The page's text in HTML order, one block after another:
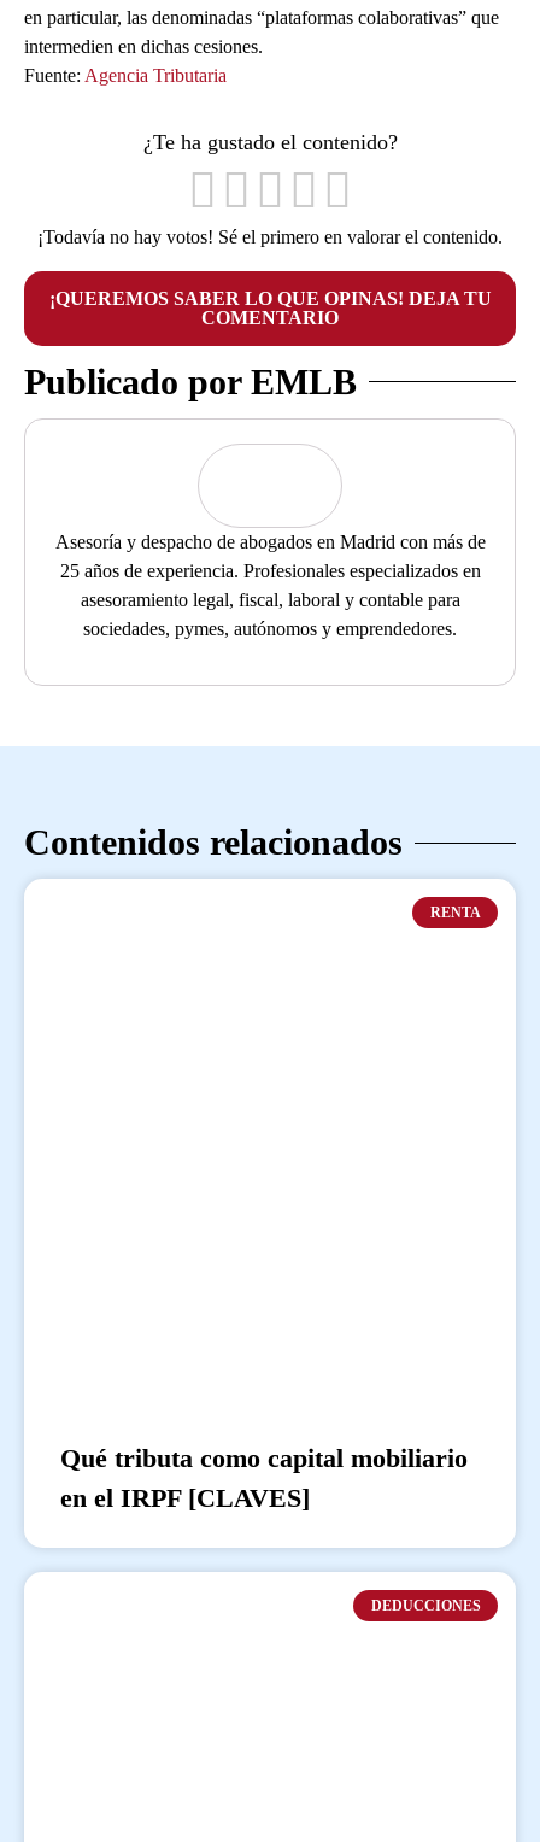
en particular, las denominadas “plataformas colaborativas” que
intermedien en dichas cesiones.
Fuente: Agencia Tributaria
¿Te ha gustado el contenido?
¡Todavía no hay votos! Sé el primero en valorar el contenido.
¡QUEREMOS SABER LO QUE OPINAS! DEJA TU
COMENTARIO
Publicado por EMLB
Asesoría y despacho de abogados en Madrid con más de
25 años de experiencia. Profesionales especializados en
asesoramiento legal, fiscal, laboral y contable para
sociedades, pymes, autónomos y emprendedores.
Contenidos relacionados
RENTA
Qué tributa como capital mobiliario
en el IRPF [CLAVES]
DEDUCCIONES